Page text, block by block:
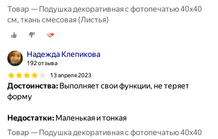
Товар — Подушка декоративная с фотопечатью 40х40
см, ткань смесовая (Листья)
Надежда Клепикова
192 отзыва
13 апреля 2023
Достоинства: Выполняет свои функции, не теряет
форму
Недостатки: Маленькая и тонкая
Товар — Подушка декоративная с фотопечатью 40х40